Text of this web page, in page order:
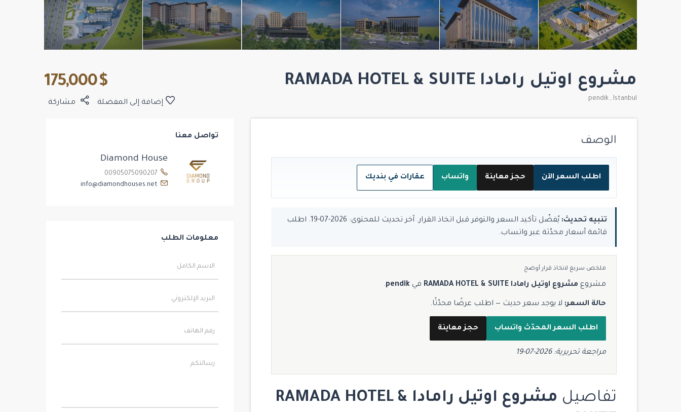
مشروع اوتيل رامادا RAMADA HOTEL & SUITE
pendik , Istanbul
$ 175,000
مشاركة إضافة إلى المفضلة
الوصف
اطلب السعر الآن حجز معاينة واتساب عقارات في بنديك
تنبيه تحديث:
يُفضّل تأكيد السعر والتوفر قبل اتخاذ القرار. آخر تحديث للمحتوى: 2026-07-19. اطلب
قائمة أسعار محدّثة عبر واتساب.
ملخص سريع لاتخاذ قرار أوضح
مشروع مشروع اوتيل رامادا RAMADA HOTEL & SUITE في pendik
.
حالة السعر: لا يوجد سعر حديث — اطلب عرضًا محدّثًا.
اطلب السعر المحدّث واتساب حجز معاينة
مراجعة تحريرية: 2026-07-19
تفاصيل
مشروع اوتيل رامادا RAMADA HOTEL &
تواصل معنا
Diamond House
info@diamondhouses.net
معلومات الطلب